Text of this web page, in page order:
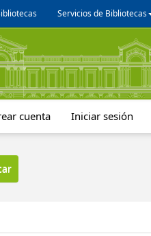
Servicios de Bibliotecas
cuenta Iniciar sesión